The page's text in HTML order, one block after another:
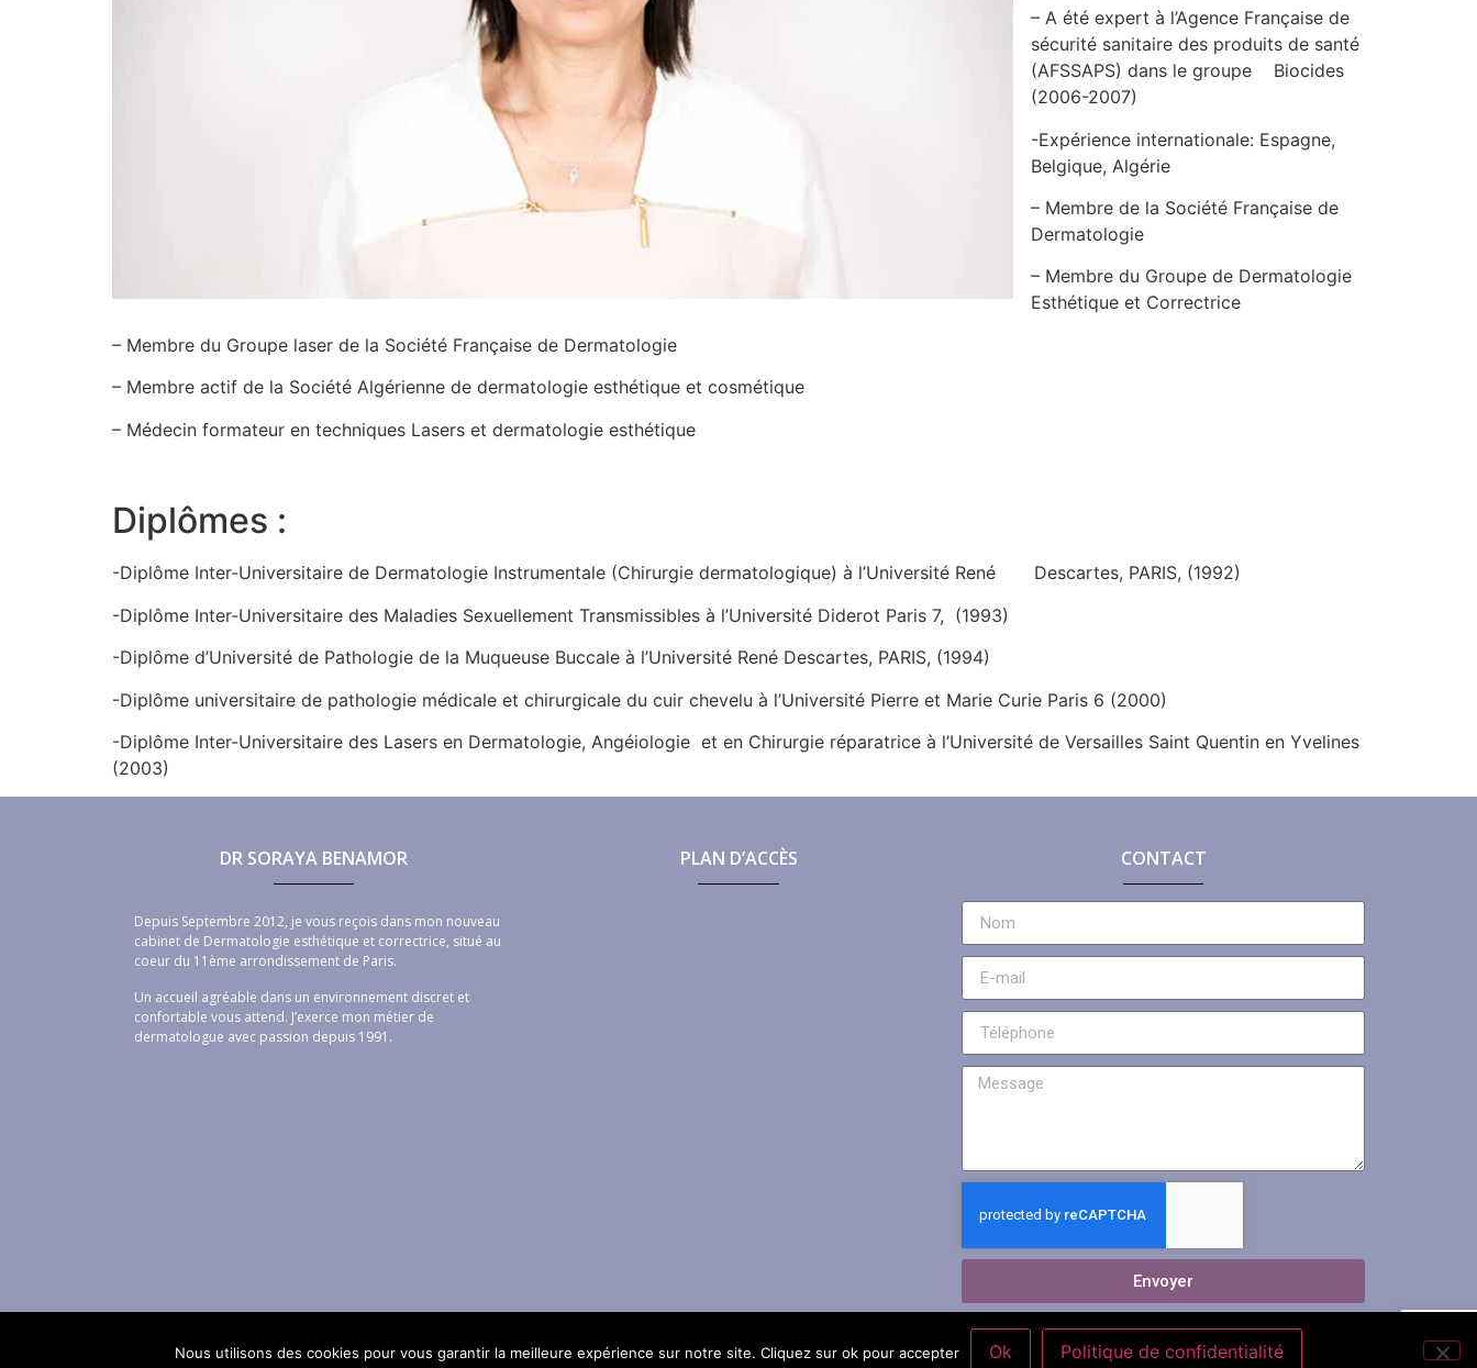
– A été expert à l’Agence Française de
sécurité sanitaire des produits de santé
(AFSSAPS) dans le groupe Biocides
(2006-2007)
-Expérience internationale: Espagne,
Belgique, Algérie
– Membre de la Société Française de
Dermatologie
– Membre du Groupe de Dermatologie
Esthétique et Correctrice
– Membre du Groupe laser de la Société Française de Dermatologie
– Membre actif de la Société Algérienne de dermatologie esthétique et cosmétique
– Médecin formateur en techniques Lasers et dermatologie esthétique
Diplômes :
-Diplôme Inter-Universitaire de Dermatologie Instrumentale (Chirurgie dermatologique) à l’Université René Descartes, PARIS, (1992)
-Diplôme Inter-Universitaire des Maladies Sexuellement Transmissibles à l’Université Diderot Paris 7, (1993)
-Diplôme d’Université de Pathologie de la Muqueuse Buccale à l’Université René Descartes, PARIS, (1994)
-Diplôme universitaire de pathologie médicale et chirurgicale du cuir chevelu à l’Université Pierre et Marie Curie Paris 6 (2000)
-Diplôme Inter-Universitaire des Lasers en Dermatologie, Angéiologie et en Chirurgie réparatrice à l’Université de Versailles Saint Quentin en Yvelines
(2003)
DR SORAYA BENAMOR
Depuis Septembre 2012, je vous reçois dans mon nouveau
cabinet de Dermatologie esthétique et correctrice, situé au
coeur du 11ème arrondissement de Paris.
Un accueil agréable dans un environnement discret et
confortable vous attend. J’exerce mon métier de
dermatologue avec passion depuis 1991.
PLAN D’ACCÈS CONTACT
Envoyer
Nous utilisons des cookies pour vous garantir la meilleure expérience sur notre site. Cliquez sur ok pour accepter Ok Politique de confidentialité